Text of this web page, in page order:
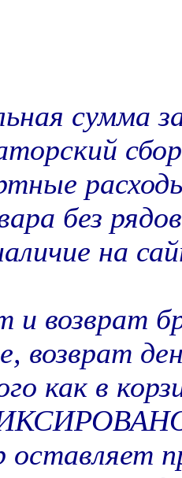
сумма
без
на
и возврат
возврат
как в
оставляет